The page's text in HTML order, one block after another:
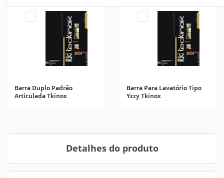
Barra Duplo Padrão
Articulada Tkinox
Barra Para Lavatório Tipo
Yzzy Tkinox
Detalhes do produto